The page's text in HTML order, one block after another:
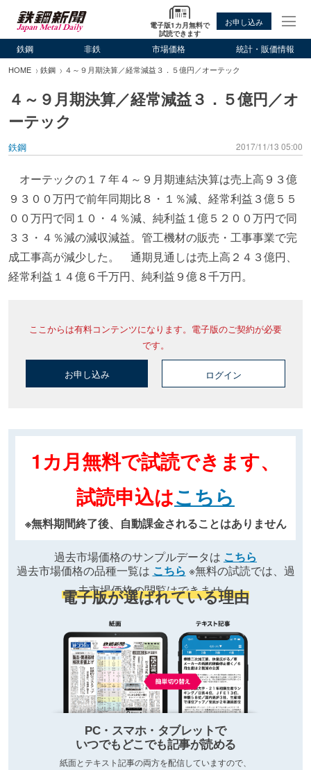
電子版1カ月無料で
試読できます
お申し込み
鉄鋼 非鉄 市場価格 統計・販価情報
HOME 鉄鋼 ４～９月期決算／経常減益３．５億円／オーテック
４～９月期決算／経常減益３．５億円／オ
ーテック
鉄鋼 2017/11/13 05:00
オーテックの１７年４～９月期連結決算は売上高９３億
９３００万円で前年同期比８・１％減、経常利益３億５５
００万円で同１０・４％減、純利益１億５２００万円で同
３３・４％減の減収減益。管工機材の販売・工事事業で完
成工事高が減少した。 通期見通しは売上高２４３億円、
経常利益１４億６千万円、純利益９億８千万円。
ここからは有料コンテンツになります。電子版のご契約が必要
です。
お申し込み ログイン
1カ月無料で試読できます、
試読申込はこちら
※無料期間終了後、自動課金されることはありません
過去市場価格のサンプルデータは こちら
過去市場価格の品種一覧は こちら ※無料の試読では、過
去市場価格の閲覧はできません
電子版が選ばれている理由
PC・スマホ・タブレットで
いつでもどこでも記事が読める
紙面とテキスト記事の両方を配信していますので、